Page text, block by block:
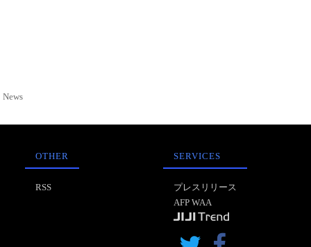
OTHER
RSS
SERVICES
プレスリリース
AFP WAA